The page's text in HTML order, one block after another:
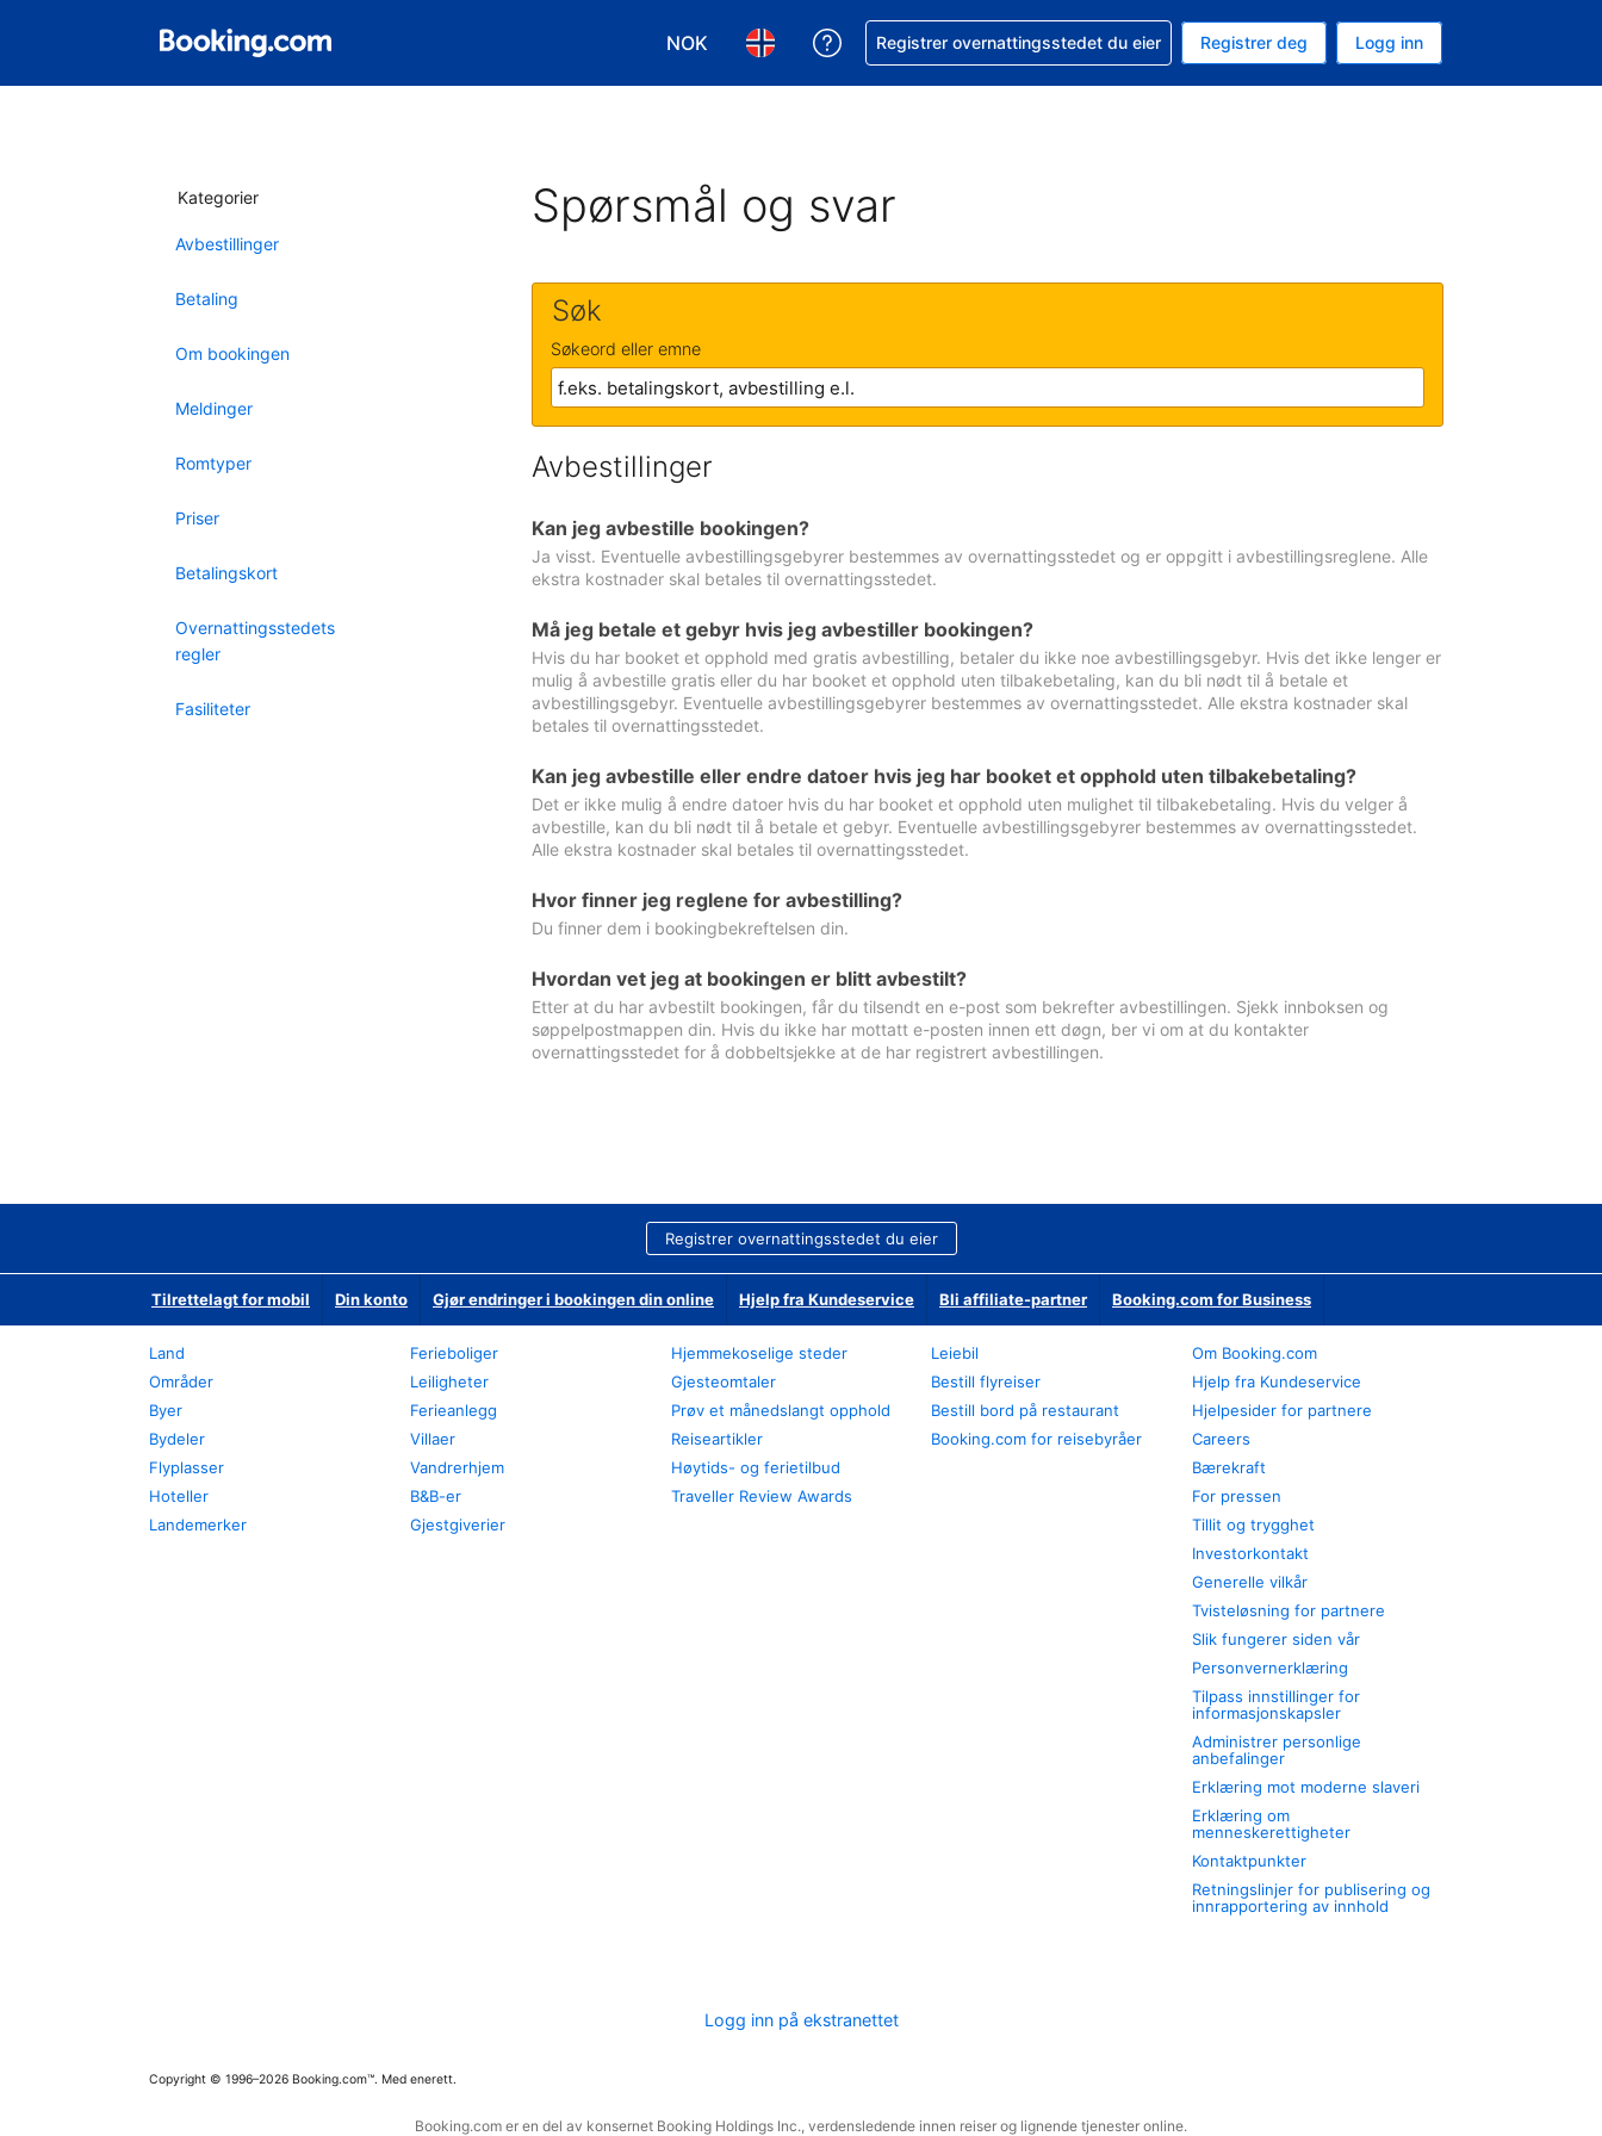
NOK
Velg valuta. Du har valgt Norsk krone som valuta
Velg språk. Du har valgt Norsk som språk
Få hjelp med bookingen din
Registrer overnattingsstedet du eier Registrer deg Logg inn
Kategorier
Avbestillinger
Betaling
Om bookingen
Meldinger
Romtyper
Priser
Betalingskort
Overnattingsstedets
regler
Fasiliteter
Spørsmål og svar
Søk
Søkeord eller emne
Avbestillinger
Kan jeg avbestille bookingen?
Ja visst. Eventuelle avbestillingsgebyrer bestemmes av overnattingsstedet og er oppgitt i avbestillingsreglene. Alle
ekstra kostnader skal betales til overnattingsstedet.
Må jeg betale et gebyr hvis jeg avbestiller bookingen?
Hvis du har booket et opphold med gratis avbestilling, betaler du ikke noe avbestillingsgebyr. Hvis det ikke lenger er
mulig å avbestille gratis eller du har booket et opphold uten tilbakebetaling, kan du bli nødt til å betale et
avbestillingsgebyr. Eventuelle avbestillingsgebyrer bestemmes av overnattingsstedet. Alle ekstra kostnader skal
betales til overnattingsstedet.
Kan jeg avbestille eller endre datoer hvis jeg har booket et opphold uten tilbakebetaling?
Det er ikke mulig å endre datoer hvis du har booket et opphold uten mulighet til tilbakebetaling. Hvis du velger å
avbestille, kan du bli nødt til å betale et gebyr. Eventuelle avbestillingsgebyrer bestemmes av overnattingsstedet.
Alle ekstra kostnader skal betales til overnattingsstedet.
Hvor finner jeg reglene for avbestilling?
Du finner dem i bookingbekreftelsen din.
Hvordan vet jeg at bookingen er blitt avbestilt?
Etter at du har avbestilt bookingen, får du tilsendt en e-post som bekrefter avbestillingen. Sjekk innboksen og
søppelpostmappen din. Hvis du ikke har mottatt e-posten innen ett døgn, ber vi om at du kontakter
overnattingsstedet for å dobbeltsjekke at de har registrert avbestillingen.
Registrer overnattingsstedet du eier
Tilrettelagt for mobil Din konto Gjør endringer i bookingen din online Hjelp fra Kundeservice Bli affiliate-partner Booking.com for Business
Land
Områder
Byer
Bydeler
Flyplasser
Hoteller
Landemerker
Ferieboliger
Leiligheter
Ferieanlegg
Villaer
Vandrerhjem
B&B-er
Gjestgiverier
Hjemmekoselige steder
Gjesteomtaler
Prøv et månedslangt opphold
Reiseartikler
Høytids- og ferietilbud
Traveller Review Awards
Leiebil
Bestill flyreiser
Bestill bord på restaurant
Booking.com for reisebyråer
Om Booking.com
Hjelp fra Kundeservice
Hjelpesider for partnere
Careers
Bærekraft
For pressen
Tillit og trygghet
Investorkontakt
Generelle vilkår
Tvisteløsning for partnere
Slik fungerer siden vår
Personvernerklæring
Tilpass innstillinger for
informasjonskapsler
Administrer personlige
anbefalinger
Erklæring mot moderne slaveri
Erklæring om
menneskerettigheter
Kontaktpunkter
Retningslinjer for publisering og
innrapportering av innhold
Logg inn på ekstranettet
Copyright © 1996–2026 Booking.com™. Med enerett.
Booking.com er en del av konsernet Booking Holdings Inc., verdensledende innen reiser og lignende tjenester online.